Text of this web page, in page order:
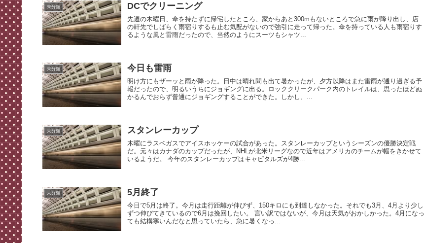
未分類 DCでクリーニング
先週の木曜日、傘を持たずに帰宅したところ、家からあと300mもないところで急に雨が降り出し、店
の軒先でしばらく雨宿りするも止む気配がないので強引に走って帰った。傘を持っている人も雨宿りす
るような風と雷雨だったので、当然のようにスーツもシャツ...
未分類 今日も雷雨
明け方にもザーッと雨が降った。日中は晴れ間も出て暑かったが、夕方以降はまた雷雨が通り過ぎる予
報だったので、明るいうちにジョギングに出る。ロッククリークパーク内のトレイルは、思ったほどぬ
かるんでおらず普通にジョギングすることができた。しかし、...
未分類 スタンレーカップ
木曜にラスベガスでアイスホッケーの試合があった。スタンレーカップというシーズンの優勝決定戦
だ。元々はカナダのカップだったが、NHLが北米リーグなので近年はアメリカのチームが幅をきかせて
いるようだ。 今年のスタンレーカップはキャピタルズが4勝...
未分類 5月終了
今日で5月は終了。今月は走行距離が伸びず、150キロにも到達しなかった。それでも3月、4月より少し
ずつ伸びてきているので6月は挽回したい。 言い訳ではないが、今月は天気がおかしかった。4月になっ
ても結構寒いんだなと思っていたら、急に暑くなっ...